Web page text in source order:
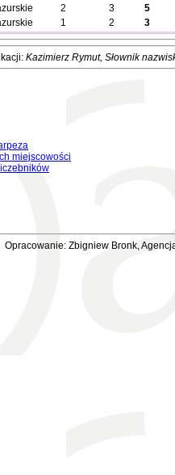
2 3
5
1 2 3
Kazimierz Rymut, Słownik
miejscowości
Opracowanie: Zbigniew Bronk,